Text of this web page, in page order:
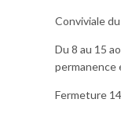
Conviviale
Du 8 au 15
permanence
Fermeture